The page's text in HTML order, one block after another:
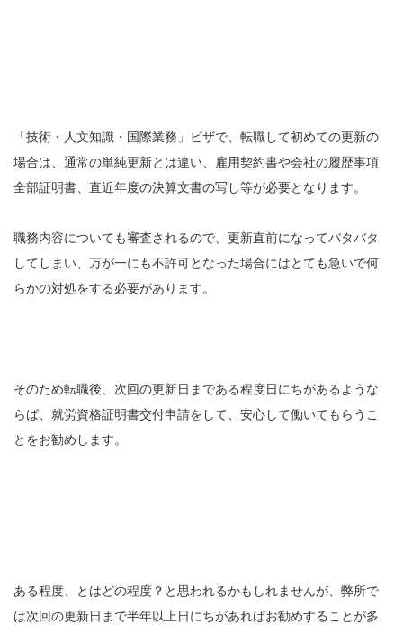
「技術・人文知識・国際業務」ビザで、転職して初めての更新の
場合は、通常の単純更新とは違い、雇用契約書や会社の履歴事項
全部証明書、直近年度の決算文書の写し等が必要となります。
職務内容についても審査されるので、更新直前になってバタバタ
してしまい、万が一にも不許可となった場合にはとても急いで何
らかの対処をする必要があります。
そのため転職後、次回の更新日まである程度日にちがあるような
らば、就労資格証明書交付申請をして、安心して働いてもらうこ
とをお勧めします。
ある程度、とはどの程度？と思われるかもしれませんが、弊所で
は次回の更新日まで半年以上日にちがあればお勧めすることが多